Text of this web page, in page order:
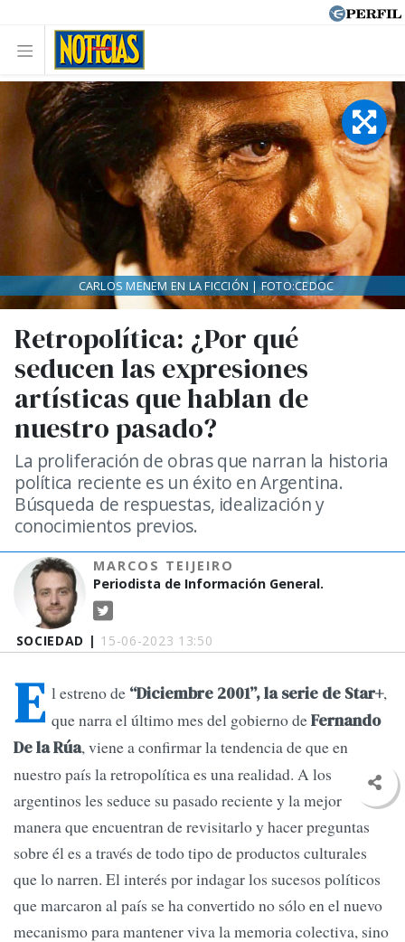
SOCIEDAD | 15-06-2023 13:50
Retropolítica: ¿Por qué
seducen las expresiones
artísticas que hablan de
nuestro pasado?
La proliferación de obras que narran la historia
política reciente es un éxito en Argentina.
Búsqueda de respuestas, idealización y
conocimientos previos.
MARCOS TEIJEIRO
Periodista de Información General.
CARLOS MENEM EN LA FICCIÓN | FOTO:CEDOC
E l estreno de “Diciembre 2001”, la serie de Star+,
que narra el último mes del gobierno deFernando
De la Rúa, viene a confirmar la tendencia de que en
nuestro país la retropolítica es una realidad. A los
argentinos les seduce su pasado reciente y la mejor
manera que encuentran de revisitarlo y hacer preguntas
sobre él es a través de todo tipo de productos culturales
que lo narren. El interés por indagar los sucesos políticos
que marcaron al país se ha convertido no sólo en el nuevo
mecanismo para mantener viva la memoria colectiva, sino